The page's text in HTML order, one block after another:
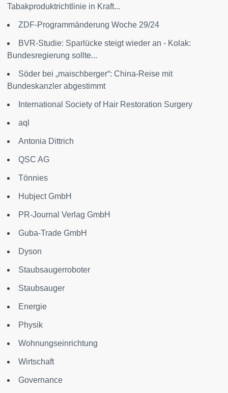
Tabakproduktrichtlinie in Kraft...
ZDF-Programmänderung Woche 29/24
BVR-Studie: Sparlücke steigt wieder an - Kolak:
Bundesregierung sollte...
Söder bei „maischberger“: China-Reise mit
Bundeskanzler abgestimmt
International Society of Hair Restoration Surgery
aql
Antonia Dittrich
QSC AG
Tönnies
Hubject GmbH
PR-Journal Verlag GmbH
Guba-Trade GmbH
Dyson
Staubsaugerroboter
Staubsauger
Energie
Physik
Wohnungseinrichtung
Wirtschaft
Governance